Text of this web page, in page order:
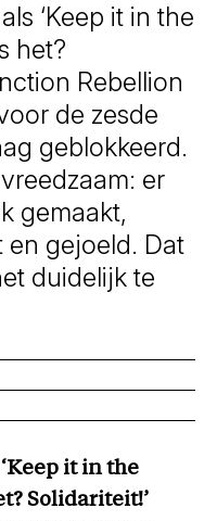
‘Keep it in the
het?
Rebellion
de zesde
geblokkeerd.
er
gemaakt,
gejoeld. Dat
duidelijk te
it in the
Solidariteit!’